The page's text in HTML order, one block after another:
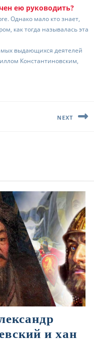
ею руководить?
Однако мало кто знает,
как тогда называлась эта
выдающихся деятелей
Константиновским,
NEXT
и хан